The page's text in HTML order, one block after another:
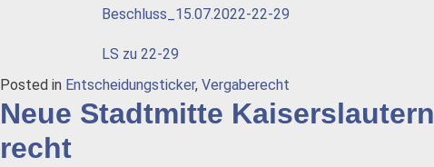
Beschluss_15.07.2022-22-29
LS zu 22-29
Posted in Entscheidungsticker, Vergaberecht
Neue Stadtmitte
recht